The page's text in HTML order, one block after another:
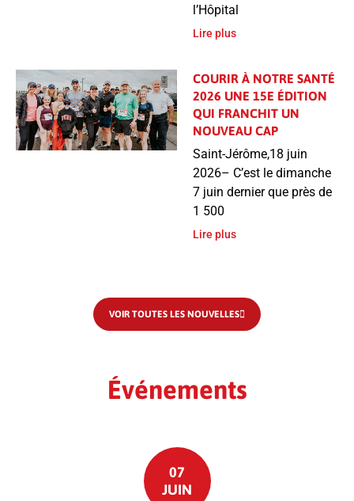
l’Hôpital
Lire plus
COURIR À NOTRE SANTÉ
2026 UNE 15E ÉDITION
QUI FRANCHIT UN
NOUVEAU CAP
Saint-Jérôme,18 juin
2026– C’est le dimanche
7 juin dernier que près de
1 500
Lire plus
VOIR TOUTES LES NOUVELLES
Événements
07
JUIN